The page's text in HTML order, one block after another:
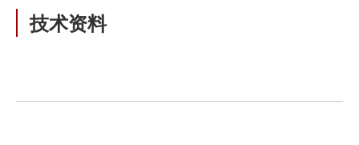
技术资料